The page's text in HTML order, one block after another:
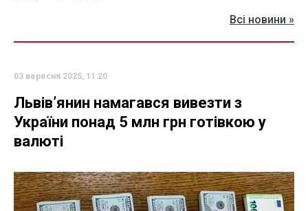
Всі новини »
03 вересня 2025, 11:20
Львів’янин намагався вивезти з
України понад 5 млн грн готівкою у
валюті